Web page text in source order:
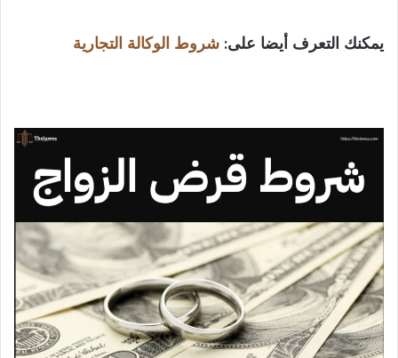
يمكنك التعرف أيضا على: شروط الوكالة التجارية